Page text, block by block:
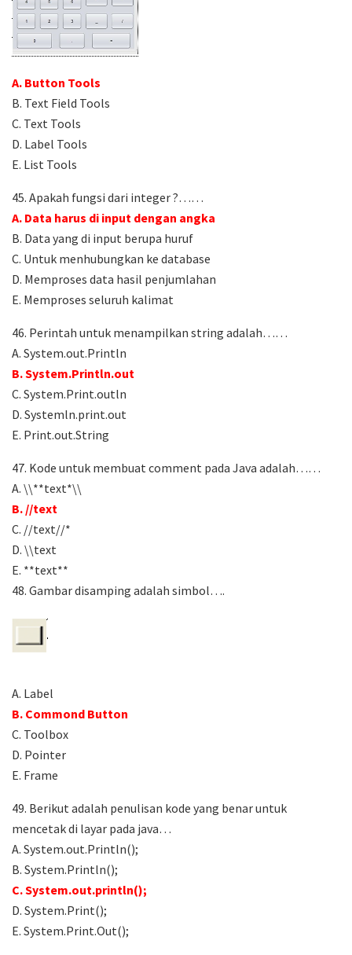
A. Button Tools
B. Text Field Tools
C. Text Tools
D. Label Tools
E. List Tools
45. Apakah fungsi dari integer ?……
A. Data harus di input dengan angka
B. Data yang di input berupa huruf
C. Untuk menhubungkan ke database
D. Memproses data hasil penjumlahan
E. Memproses seluruh kalimat
46. Perintah untuk menampilkan string adalah……
A. System.out.Println
B. System.Println.out
C. System.Print.outln
D. Systemln.print.out
E. Print.out.String
47. Kode untuk membuat comment pada Java adalah……
A. \\**text*\\
B. //text
C. //text//*
D. \\text
E. **text**
48. Gambar disamping adalah simbol….
A. Label
B. Commond Button
C. Toolbox
D. Pointer
E. Frame
49. Berikut adalah penulisan kode yang benar untuk
mencetak di layar pada java…
A. System.out.Println();
B. System.Println();
C. System.out.println();
D. System.Print();
E. System.Print.Out();